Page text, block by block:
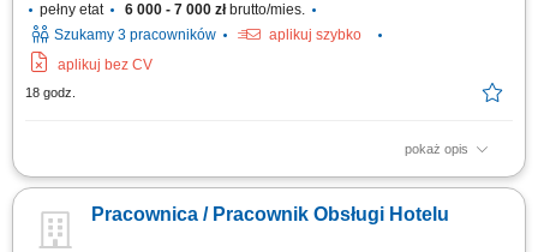
pełny etat
6 000 - 7 000 złbrutto/mies.
Szukamy 3 pracowników
aplikuj szybko
aplikuj bez CV
18 godz.
pokaż opis
Sprzątanie pokoi hotelowych z należytą starannością; Zmiana pościeli
Pracownica / Pracownik Obsługi Hotelu